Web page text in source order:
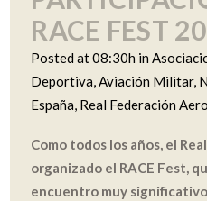
RACE FEST
Posted at 08:30h in
Deportiva,Aviación Militar,
España, Real Federación
Como todos los años, el
organizado el RACE Fest,
encuentro muy